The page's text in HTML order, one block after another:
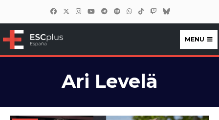
ESCplus España
MENU
Ari Levelä